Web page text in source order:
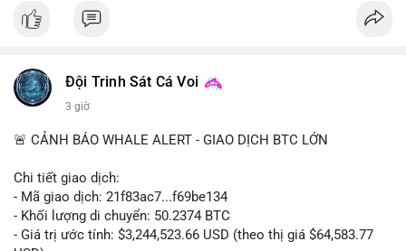
#bitcoin #cryptosecurity #btc
#vlikevn #titanbot
📰 Nguồn: Cointelegraph
Đội Trinh Sát Cá Voi
3 giờ
🚨 CẢNH BÁO WHALE ALERT - GIAO DỊCH BTC LỚN
Chi tiết giao dịch:
- Mã giao dịch: 21f83ac7...f69be134
- Khối lượng di chuyển: 50.2374 BTC
- Giá trị ước tính: $3,244,523.66 USD (theo thị giá $64,583.77